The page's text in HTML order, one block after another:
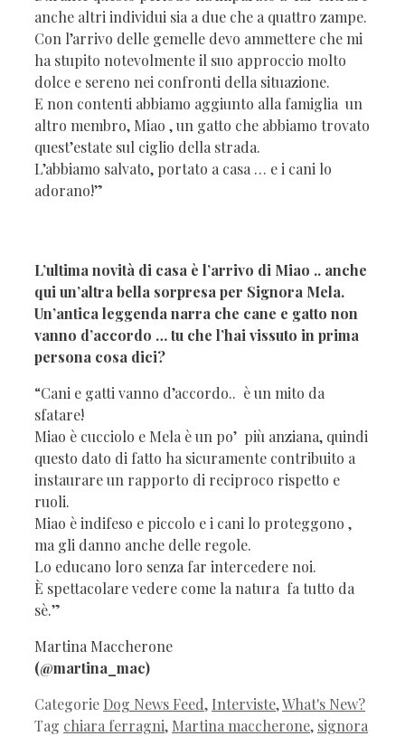
anche altri individui sia a due che a quattro zampe.
Con l’arrivo delle gemelle devo ammettere che mi
ha stupito notevolmente il suo approccio molto
dolce e sereno nei confronti della situazione.
E non contenti abbiamo aggiunto alla famiglia un
altro membro, Miao , un gatto che abbiamo trovato
quest’estate sul ciglio della strada.
L’abbiamo salvato, portato a casa … e i cani lo
adorano!”
L’ultima novità di casa è l’arrivo di Miao .. anche
qui un’altra bella sorpresa per Signora Mela.
Un’antica leggenda narra che cane e gatto non
vanno d’accordo … tu che l’hai vissuto in prima
persona cosa dici?
“Cani e gatti vanno d’accordo.. è un mito da
sfatare!
Miao è cucciolo e Mela è un po’ più anziana, quindi
questo dato di fatto ha sicuramente contribuito a
instaurare un rapporto di reciproco rispetto e
ruoli.
Miao è indifeso e piccolo e i cani lo proteggono ,
ma gli danno anche delle regole.
Lo educano loro senza far intercedere noi.
È spettacolare vedere come la natura fa tutto da
sè.”
Martina Maccherone
(@martina_mac)
Categorie Dog News Feed, Interviste,What's New?
Tag chiara ferragni, Martina maccherone, signora